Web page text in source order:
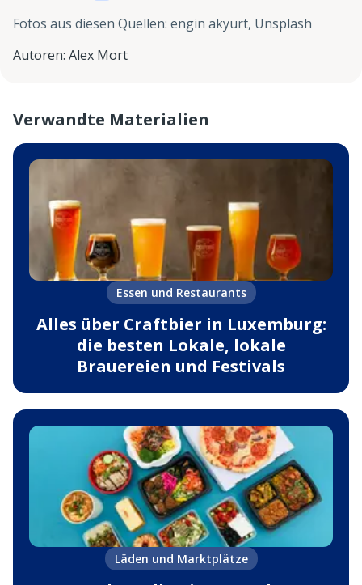
Fotos aus diesen Quellen: engin akyurt, Unsplash
Autoren: Alex Mort
Verwandte Materialien
Essen und Restaurants
Alles über Craftbier in Luxemburg:
die besten Lokale, lokale
Brauereien und Festivals
Läden und Marktplätze